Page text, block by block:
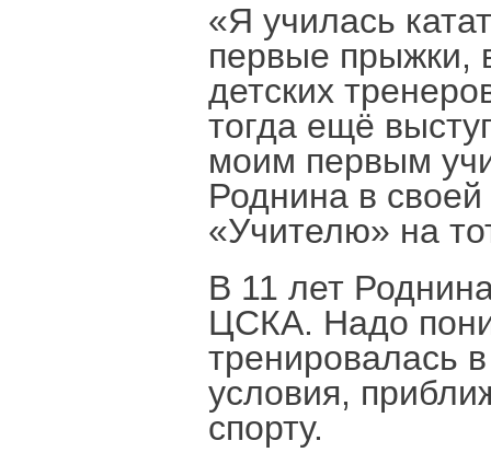
«Я училась
первые прыжки,
детских
тогда ещё
моим первым
Роднина в
«Учителю» на
В 11 лет
ЦСКА. Надо
тренировалась
условия,
спорту.